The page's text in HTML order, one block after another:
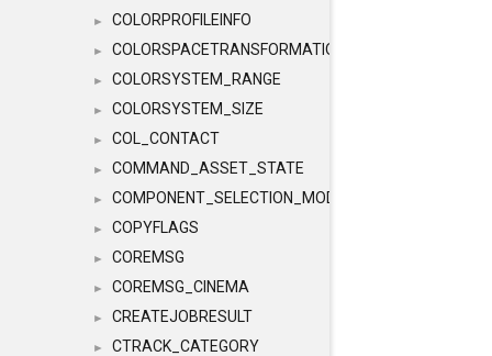
► COLORPROFILEINFO
► COLORSPACETRANSFORMATION
► COLORSYSTEM_RANGE
► COLORSYSTEM_SIZE
► COL_CONTACT
► COMMAND_ASSET_STATE
► COMPONENT_SELECTION_MODES
► COPYFLAGS
► COREMSG
► COREMSG_CINEMA
► CREATEJOBRESULT
► CTRACK_CATEGORY